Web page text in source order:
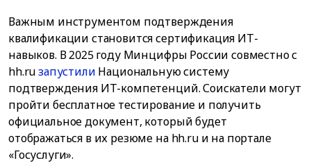
Важным инструментом подтверждения
квалификации становится сертификация ИТ-
навыков. В 2025 году Минцифры России совместно с
hh.ruзапустили Национальную систему
подтверждения ИТ-компетенций. Соискатели могут
пройти бесплатное тестирование и получить
официальное документ, который будет
отображаться в их резюме на hh.ru и на портале
«Госуслуги».